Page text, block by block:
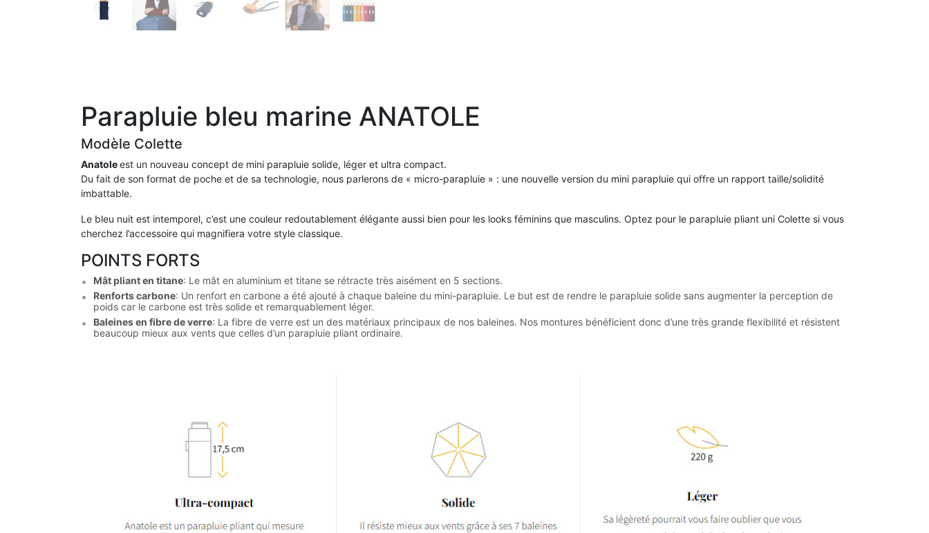
Parapluie bleu marine ANATOLE
Modèle Colette
Anatoleest un nouveau concept de mini parapluie solide, léger et ultra compact.
Du fait de son format de poche et de sa technologie, nous parlerons de « micro-parapluie » : une nouvelle version du mini parapluie qui offre un rapport taille/solidité
imbattable.
Le bleu nuit est intemporel, c’est une couleur redoutablement élégante aussi bien pour les looks féminins que masculins. Optez pour le parapluie pliant uni Colette si vous
cherchez l’accessoire qui magnifiera votre style classique.
POINTS FORTS
Mât pliant en titane: Le mât en aluminium et titane se rétracte très aisément en 5 sections.
Renforts carbone: Un renfort en carbone a été ajouté à chaque baleine du mini-parapluie. Le but est de rendre le parapluie solide sans augmenter la perception de
poids car le carbone est très solide et remarquablement léger.
Baleines en fibre de verre: La fibre de verre est un des matériaux principaux de nos baleines. Nos montures bénéficient donc d’une très grande flexibilité et résistent
beaucoup mieux aux vents que celles d’un parapluie pliant ordinaire.